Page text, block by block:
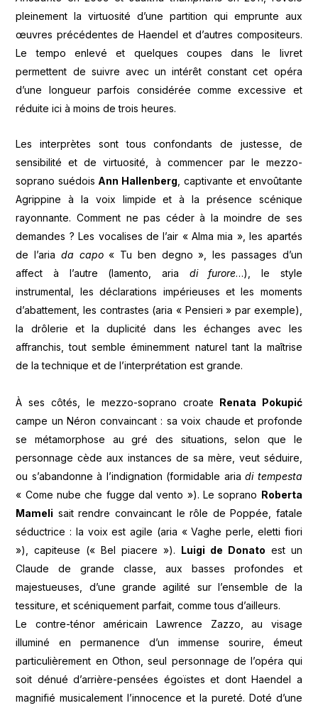
pleinement la virtuosité d’une partition qui emprunte aux
œuvres précédentes de Haendel et d’autres compositeurs.
Le tempo enlevé et quelques coupes dans le livret
permettent de suivre avec un intérêt constant cet opéra
d’une longueur parfois considérée comme excessive et
réduite ici à moins de trois heures.
Les interprètes sont tous confondants de justesse, de
sensibilité et de virtuosité, à commencer par le mezzo-
soprano suédois Ann Hallenberg, captivante et envoûtante
Agrippine à la voix limpide et à la présence scénique
rayonnante. Comment ne pas céder à la moindre de ses
demandes ? Les vocalises de l’air « Alma mia », les apartés
de l’aria da capo« Tu ben degno », les passages d’un
affect à l’autre (lamento, aria di furore…), le style
instrumental, les déclarations impérieuses et les moments
d’abattement, les contrastes (aria « Pensieri » par exemple),
la drôlerie et la duplicité dans les échanges avec les
affranchis, tout semble éminemment naturel tant la maîtrise
de la technique et de l’interprétation est grande.
À ses côtés, le mezzo-soprano croate Renata Pokupić
campe un Néron convaincant : sa voix chaude et profonde
se métamorphose au gré des situations, selon que le
personnage cède aux instances de sa mère, veut séduire,
ou s’abandonne à l’indignation (formidable ariadi tempesta
« Come nube che fugge dal vento »). Le soprano Roberta
Mameli sait rendre convaincant le rôle de Poppée, fatale
séductrice : la voix est agile (aria « Vaghe perle, eletti fiori
»), capiteuse (« Bel piacere »).
Luigi de Donato est un
Claude de grande classe, aux basses profondes et
majestueuses, d’une grande agilité sur l’ensemble de la
tessiture, et scéniquement parfait, comme tous d’ailleurs.
Le contre-ténor américain Lawrence Zazzo, au visage
illuminé en permanence d’un immense sourire, émeut
particulièrement en Othon, seul personnage de l’opéra qui
soit dénué d’arrière-pensées égoïstes et dont Haendel a
magnifié musicalement l’innocence et la pureté. Doté d’une